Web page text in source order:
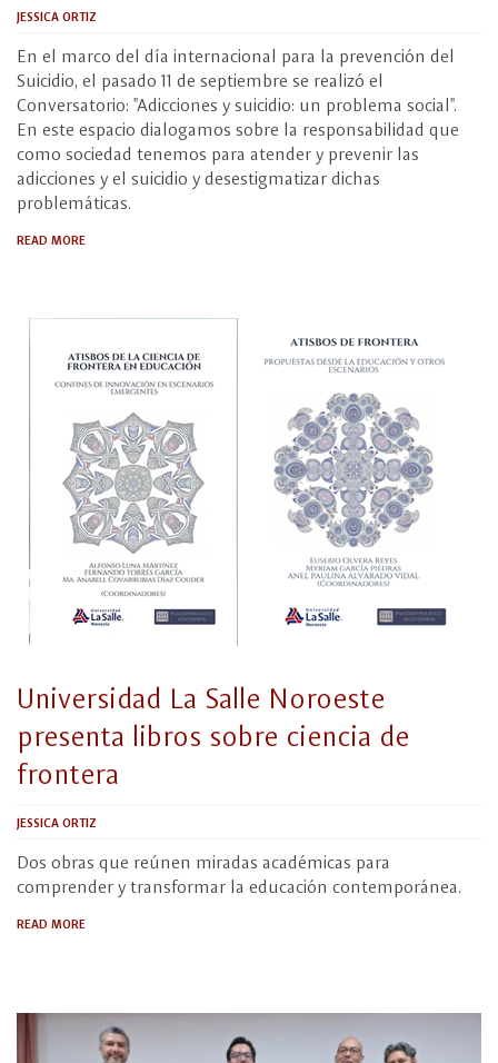
JESSICA ORTIZ
En el marco del día internacional para la prevención del
Suicidio, el pasado 11 de septiembre se realizó el
Conversatorio: "Adicciones y suicidio: un problema social".
En este espacio dialogamos sobre la responsabilidad que
como sociedad tenemos para atender y prevenir las
adicciones y el suicidio y desestigmatizar dichas
problemáticas.
READ MORE
Universidad La Salle Noroeste
presenta libros sobre ciencia de
frontera
JESSICA ORTIZ
Dos obras que reúnen miradas académicas para
comprender y transformar la educación contemporánea.
READ MORE